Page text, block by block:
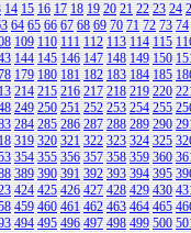
14 15 16 17 18 19 20 21 22 23 24
64 65 66 67 68 69 70 71 72 73 74
109 110 111 112 113 114 115
144 145 146 147 148 149 150
179 180 181 182 183 184 185
214 215 216 217 218 219 220
249 250 251 252 253 254 255
284 285 286 287 288 289 290
319 320 321 322 323 324 325
354 355 356 357 358 359 360
389 390 391 392 393 394 395
424 425 426 427 428 429 430
459 460 461 462 463 464 465
494 495 496 497 498 499 500